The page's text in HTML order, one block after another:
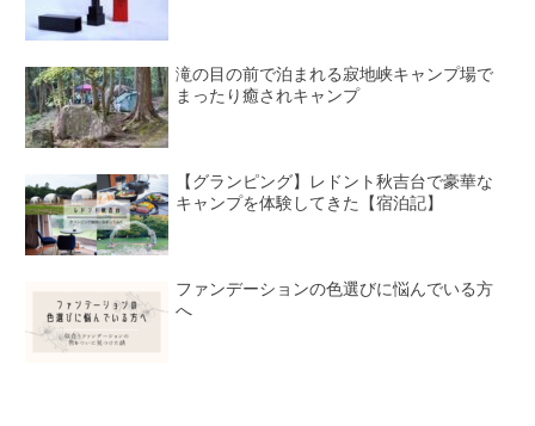
滝の目の前で泊まれる寂地峡キャンプ場で
まったり癒されキャンプ
【グランピング】レドント秋吉台で豪華な
キャンプを体験してきた【宿泊記】
ファンデーションの色選びに悩んでいる方
へ